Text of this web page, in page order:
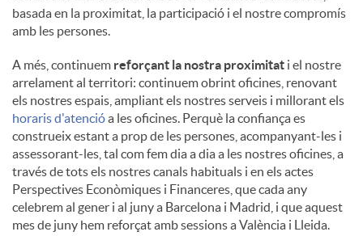
basada en la proximitat, la participació i el nostre compromís
amb les persones.
A més, continuem reforçant la nostra proximitat i el nostre
arrelament al territori: continuem obrint oficines, renovant
els nostres espais, ampliant els nostres serveis i millorant els
horaris d'atencióa les oficines. Perquè la confiança es
construeix estant a prop de les persones, acompanyant-les i
assessorant-les, tal com fem dia a dia a les nostres oficines, a
través de tots els nostres canals habituals i en els actes
Perspectives Econòmiques i Financeres, que cada any
celebrem al gener i al juny a Barcelona i Madrid, i que aquest
mes de juny hem reforçat amb sessions a València i Lleida.